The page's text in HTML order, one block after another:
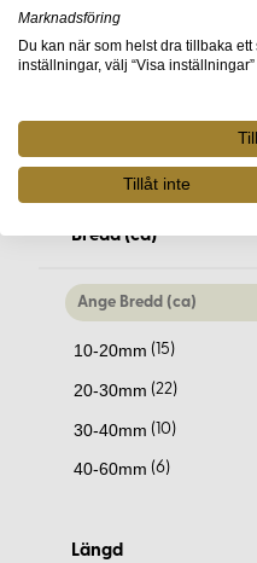
Silver (55)
Svart (50)
Turkos (16)
Vit (16)
50-60mm
60-70mm (2)
90-100mm (2)
ø 12-15mm (8)
ø 15-18mm (2)
ø 15-20cm (2)
ø 18-20mm (4)
ø 20-30cm (2)
Visa fler
Bredd (ca)
10-20mm (15)
20-30mm (22)
30-40mm (10)
40-60mm (6)
Längd
Marknadsföring
Du kan när som helst dra tillbaka
inställningar, välj “Visa inställningar”
Tillåt inte